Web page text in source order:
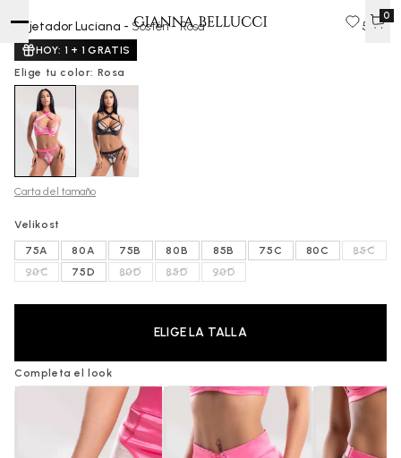
0
Sujetador Luciana - Sostén - Rosa 50 €
HOY: 1 + 1 GRATIS
Elige tu color: Rosa
Carta del tamaño
Velikost
75A 80A 75B 80B 85B 75C 80C
85C
90C
75D 80D 85D 90D
ELIGE LA TALLA
Completa el look